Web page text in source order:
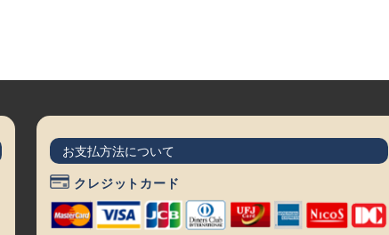
お支払方法について
クレジットカード